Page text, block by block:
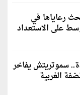
رعاياها في
على الاستعداد
سموتريتش يفاخر
الغربية